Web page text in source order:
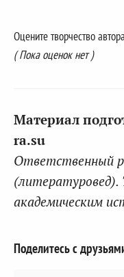
Оцените творчество
( Пока оценок нет )
Материал
ra.su
Ответственный
(литературовед).
академическим
Поделитесь с